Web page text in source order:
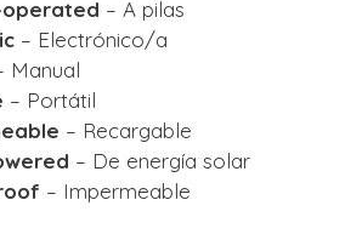
– A pilas
– Electrónico/a
Manual
– Portátil
– Recargable
– De energía solar
– Impermeable